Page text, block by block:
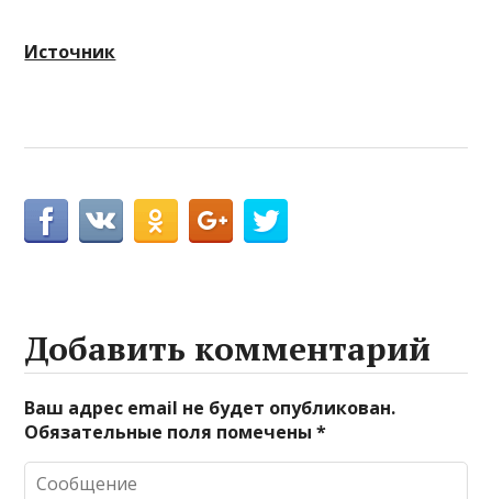
Источник
Добавить комментарий
Ваш адрес email не будет опубликован.
Обязательные поля помечены*